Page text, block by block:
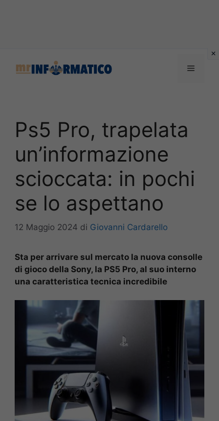
Menu
Ps5 Pro, trapelata
un’informazione
scioccata: in pochi
se lo aspettano
12 Maggio 2024 di Giovanni Cardarello
Sta per arrivare sul mercato la nuova consolle
di gioco della Sony, la PS5 Pro, al suo interno
una caratteristica tecnica incredibile